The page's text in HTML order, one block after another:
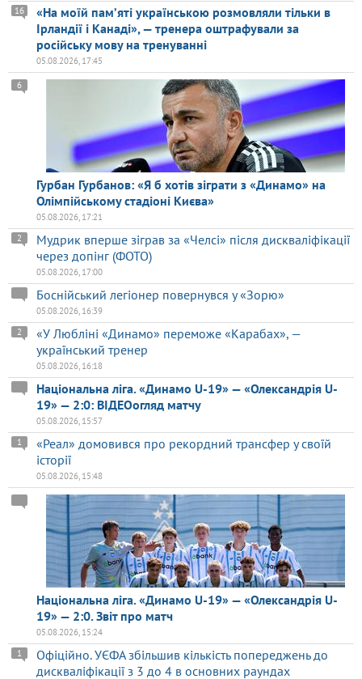
«На моїй памʼяті українською розмовляли тільки в
Ірландії і Канаді», — тренера оштрафували за
російську мову на тренуванні
16
05.08.2026, 17:45
Гурбан Гурбанов: «Я б хотів зіграти з «Динамо» на
Олімпійському стадіоні Києва»
6
05.08.2026, 17:21
Мудрик вперше зіграв за «Челсі» після дискваліфікації
через допінг (ФОТО)
2
05.08.2026, 17:00
Боснійський легіонер повернувся у «Зорю»
05.08.2026, 16:39
«У Любліні «Динамо» переможе «Карабах», —
український тренер
2
05.08.2026, 16:18
Національна ліга. «Динамо U-19» — «Олександрія U-
19» — 2:0: ВІДЕОогляд матчу
05.08.2026, 15:57
«Реал» домовився про рекордний трансфер у своїй
історії
1
05.08.2026, 15:48
Національна ліга. «Динамо U-19» — «Олександрія U-
19» — 2:0. Звіт про матч
05.08.2026, 15:24
Офіційно. УЄФА збільшив кількість попереджень до
дискваліфікації з 3 до 4 в основних раундах
1